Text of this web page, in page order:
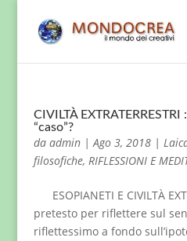
CIVILTÀ
“caso”?
da admin|Ago 3, 2018|
filosofiche, RIFLESSIONI E
ESOPIANETI E CIVILTÀ
pretesto per riflettere sul
riflettessimo a fondo